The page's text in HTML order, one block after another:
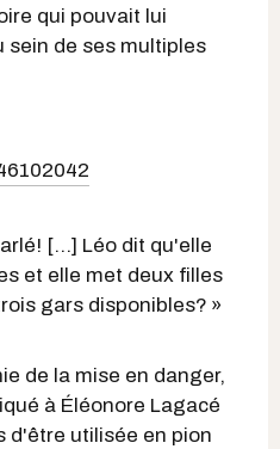
qui pouvait lui
sein de ses multiples
[…] Léo dit qu'elle
et elle met deux filles
gars disponibles? »
de la mise en danger,
à Éléonore Lagacé
d'être utilisée en pion